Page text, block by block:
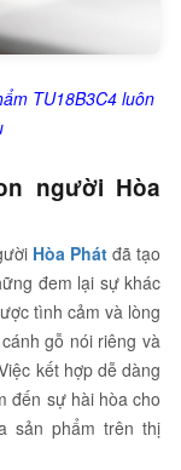
TU18B3C4 luôn
người Hòa
Hòa Phátđã tạo
đem lại sự khác
tình cảm và lòng
gỗ nói riêng và
kết hợp dễ dàng
đến sự hài hòa cho
sản phẩm trên thị